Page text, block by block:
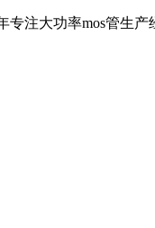
注大功率mos管生产